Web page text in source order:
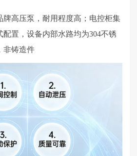
牌高压泵，耐用程度高；电控柜集
配置，设备内部水路均为304不锈
非铸造件